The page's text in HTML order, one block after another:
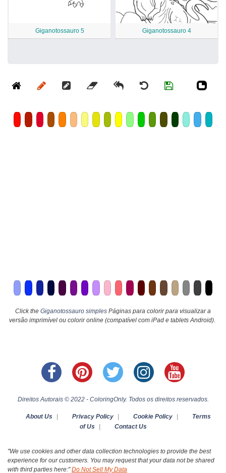
Giganotossauro 5 Giganotossauro 4
Click the Giganotossauro simples Páginas para colorir para visualizar a
versão imprimível ou colorir online (compatível com iPad e tablets Android).
Direitos Autorais © 2022 - ColoringOnly. Todos os direitos reservados.
About Us | Privacy Policy | Cookie Policy |
Terms
of Us
| Contact Us
"We use cookies and other data collection technologies to provide the best
experience for our customers. You may request that your data not be shared
with third parties here:"Do Not Sell My Data